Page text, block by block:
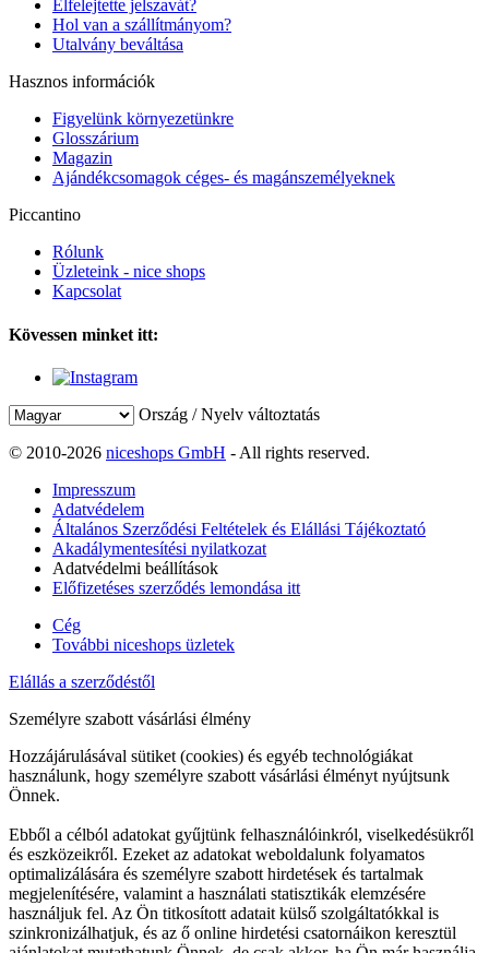
Elfelejtette jelszavát?
Hol van a szállítmányom?
Utalvány beváltása
Hasznos információk
Figyelünk környezetünkre
Glosszárium
Magazin
Ajándékcsomagok céges- és magánszemélyeknek
Piccantino
Rólunk
Üzleteink - nice shops
Kapcsolat
Kövessen minket itt:
Ország / Nyelv változtatás
© 2010-2026 niceshops GmbH - All rights reserved.
Impresszum
Adatvédelem
Általános Szerződési Feltételek és Elállási Tájékoztató
Akadálymentesítési nyilatkozat
Adatvédelmi beállítások
Előfizetéses szerződés lemondása itt
Cég
További niceshops üzletek
Elállás a szerződéstől
Személyre szabott vásárlási élmény
Hozzájárulásával sütiket (cookies) és egyéb technológiákat
használunk, hogy személyre szabott vásárlási élményt nyújtsunk
Önnek.
Ebből a célból adatokat gyűjtünk felhasználóinkról, viselkedésükről
és eszközeikről. Ezeket az adatokat weboldalunk folyamatos
optimalizálására és személyre szabott hirdetések és tartalmak
megjelenítésére, valamint a használati statisztikák elemzésére
használjuk fel. Az Ön titkosított adatait külső szolgáltatókkal is
szinkronizálhatjuk, és az ő online hirdetési csatornáikon keresztül